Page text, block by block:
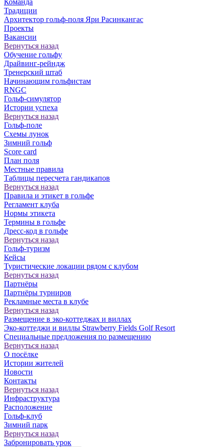
Команда
Традиции
Архитектор гольф-поля Яри Расинкангас
Проекты
Вакансии
Вернуться назад
Обучение гольфу
Драйвинг-рейндж
Тренерский штаб
Начинающим гольфистам
RNGC
Гольф-симулятор
Истории успеха
Вернуться назад
Гольф-поле
Схемы лунок
Зимний гольф
Score card
План поля
Местные правила
Таблицы пересчета гандикапов
Вернуться назад
Правила и этикет в гольфе
Регламент клуба
Нормы этикета
Термины в гольфе
Дресс-код в гольфе
Вернуться назад
Гольф-туризм
Кейсы
Туристические локации рядом с клубом
Вернуться назад
Партнёры
Партнёры турниров
Рекламные места в клубе
Вернуться назад
Размещение в эко-коттеджах и виллах
Эко-коттеджи и виллы Strawberry Fields Golf Resort
Специальные предложения по размещению
Вернуться назад
О посёлке
Истории жителей
Новости
Контакты
Вернуться назад
Инфраструктура
Расположение
Гольф-клуб
Зимний парк
Вернуться назад
Забронировать урок